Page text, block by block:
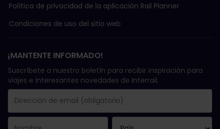
Política de privacidad de la aplicación Rail Planner
Condiciones de uso del sitio web
¡MANTENTE INFORMADO!
Suscríbete a nuestro boletín para recibir inspiración para
viajes e interesantes novedades de Interrail.